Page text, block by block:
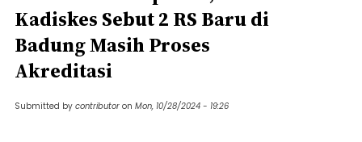
Kadiskes Sebut 2 RS Baru di
Badung Masih Proses
Akreditasi
Submitted by contributor on Mon, 10/28/2024 - 19:26